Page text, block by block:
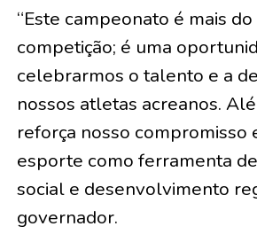
“Este campeonato é mais
competição; é uma
celebrarmos o talento e a
nossos atletas acreanos.
reforça nosso compromisso
esporte como ferramenta
social e desenvolvimento
governador.